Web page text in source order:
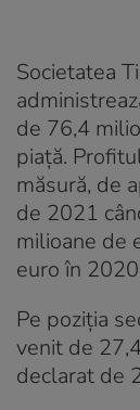
Societatea
de 76,4
piață.
măsură, de
de 2021
milioane de
euro în
Pe poziția
venit de
declarat de